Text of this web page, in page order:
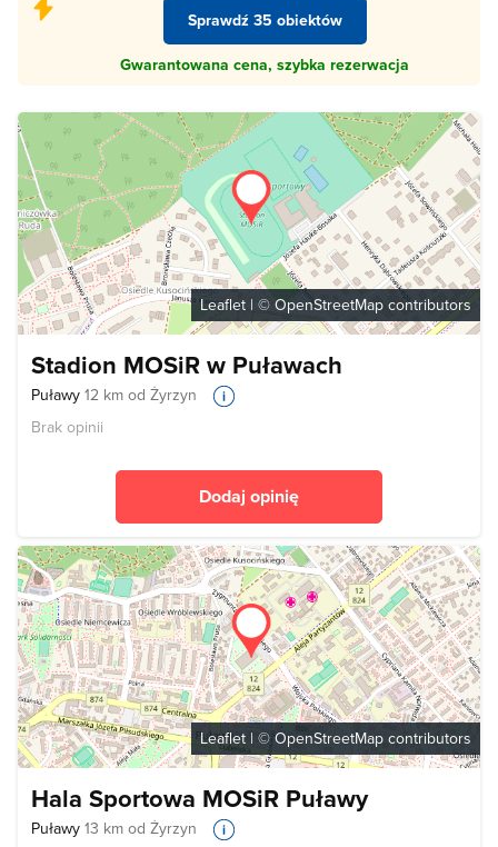
Sprawdź 35 obiektów
Gwarantowana cena, szybka rezerwacja
Leaflet | © OpenStreetMap contributors
Stadion MOSiR w Puławach
Puławy 12 km od Żyrzyn
Brak opinii
Dodaj opinię
Leaflet | ©OpenStreetMap contributors
Hala Sportowa MOSiR Puławy
Puławy 13 km od Żyrzyn